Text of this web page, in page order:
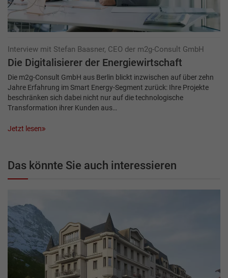
Interview mit Stefan Baasner, CEO der m2g-Consult GmbH
Die Digitalisierer der Energiewirtschaft
Die m2g-Consult GmbH aus Berlin blickt inzwischen auf über zehn
Jahre Erfahrung im Smart Energy-Segment zurück: Ihre Projekte
beschränken sich dabei nicht nur auf die technologische
Transformation ihrer Kunden aus…
Jetzt lesen
Das könnte Sie auch interessieren